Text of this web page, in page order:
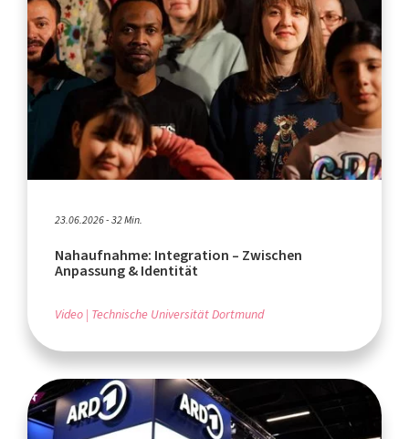
23.06.2026 - 32 Min.
Nahaufnahme: Integration – Zwischen
Anpassung & Identität
Video Technische Universität Dortmund